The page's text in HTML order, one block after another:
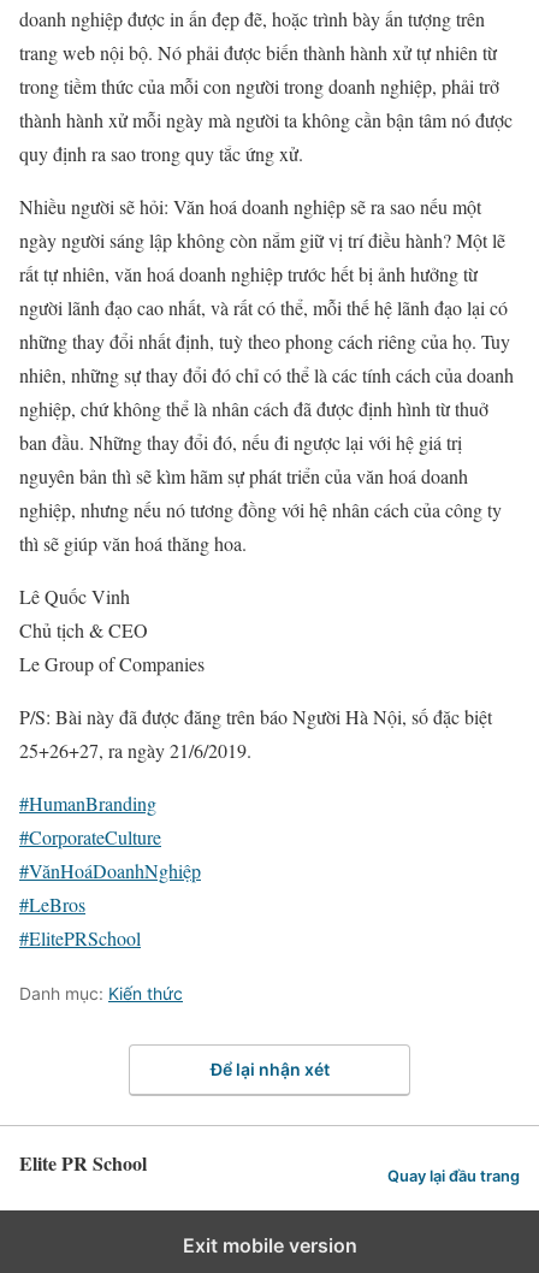
doanh nghiệp được in ấn đẹp đẽ, hoặc trình bày ấn tượng trên
trang web nội bộ. Nó phải được biến thành hành xử tự nhiên từ
trong tiềm thức của mỗi con người trong doanh nghiệp, phải trở
thành hành xử mỗi ngày mà người ta không cần bận tâm nó được
quy định ra sao trong quy tắc ứng xử.
Nhiều người sẽ hỏi: Văn hoá doanh nghiệp sẽ ra sao nếu một
ngày người sáng lập không còn nắm giữ vị trí điều hành? Một lẽ
rất tự nhiên, văn hoá doanh nghiệp trước hết bị ảnh hưởng từ
người lãnh đạo cao nhất, và rất có thể, mỗi thế hệ lãnh đạo lại có
những thay đổi nhất định, tuỳ theo phong cách riêng của họ. Tuy
nhiên, những sự thay đổi đó chỉ có thể là các tính cách của doanh
nghiệp, chứ không thể là nhân cách đã được định hình từ thuở
ban đầu. Những thay đổi đó, nếu đi ngược lại với hệ giá trị
nguyên bản thì sẽ kìm hãm sự phát triển của văn hoá doanh
nghiệp, nhưng nếu nó tương đồng với hệ nhân cách của công ty
thì sẽ giúp văn hoá thăng hoa.
Lê Quốc Vinh
Chủ tịch & CEO
Le Group of Companies
P/S: Bài này đã được đăng trên báo Người Hà Nội, số đặc biệt
25+26+27, ra ngày 21/6/2019.
#HumanBranding
#CorporateCulture
#VănHoáDoanhNghiệp
#LeBros
#ElitePRSchool
Danh mục: Kiến thức
Để lại nhận xét
Elite PR School Quay lại đầu trang
Exit mobile version